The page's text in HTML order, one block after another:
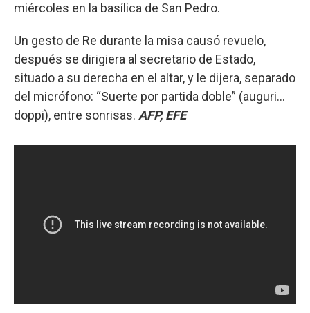
miércoles en la basílica de San Pedro.
Un gesto de Re durante la misa causó revuelo,
después se dirigiera al secretario de Estado,
situado a su derecha en el altar, y le dijera, separado
del micrófono: “Suerte por partida doble” (auguri...
doppi), entre sonrisas. AFP, EFE